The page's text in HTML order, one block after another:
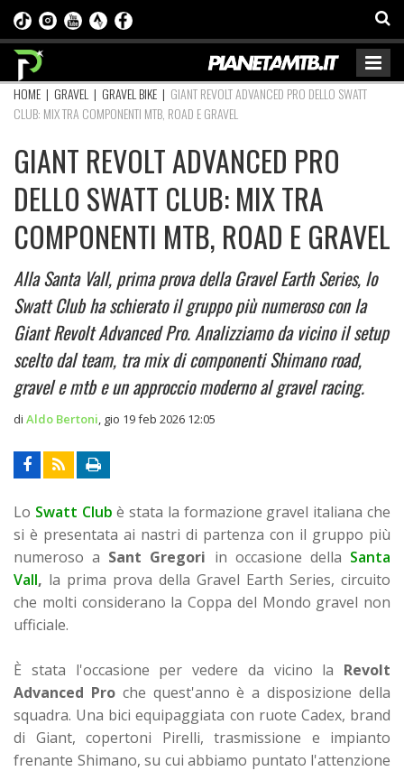
HOME | GRAVEL | GRAVEL BIKE | GIANT REVOLT ADVANCED PRO DELLO SWATT
CLUB: MIX TRA COMPONENTI MTB, ROAD E GRAVEL
GIANT REVOLT ADVANCED PRO
DELLO SWATT CLUB: MIX TRA
COMPONENTI MTB, ROAD E GRAVEL
Alla Santa Vall, prima prova della Gravel Earth Series, lo
Swatt Club ha schierato il gruppo più numeroso con la
Giant Revolt Advanced Pro. Analizziamo da vicino il setup
scelto dal team, tra mix di componenti Shimano road,
gravel e mtb e un approccio moderno al gravel racing.
di Aldo Bertoni gio 19 feb 2026 12:05
Lo Swatt Club è stata la formazione gravel italiana che
si è presentata ai nastri di partenza con il gruppo più
numerosoa Sant Gregori in occasione della Santa
Vall, la prima prova della Gravel Earth Series, circuito
che molti considerano la Coppa del Mondo gravel non
ufficiale.
È stata l'occasione per vedere da vicino la Revolt
Advanced Proche quest'anno è a disposizione della
squadra. Una bici equipaggiata con ruote Cadex, brand
di Giant, copertoni Pirelli, trasmissione e impianto
frenante Shimano, su cui abbiamo puntato l'attenzione